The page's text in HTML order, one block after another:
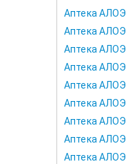
Аптека АЛОЭ
Аптека АЛОЭ
Аптека АЛОЭ
Аптека АЛОЭ
Аптека АЛОЭ
Аптека АЛОЭ
Аптека АЛОЭ
Аптека АЛОЭ
Аптека АЛОЭ